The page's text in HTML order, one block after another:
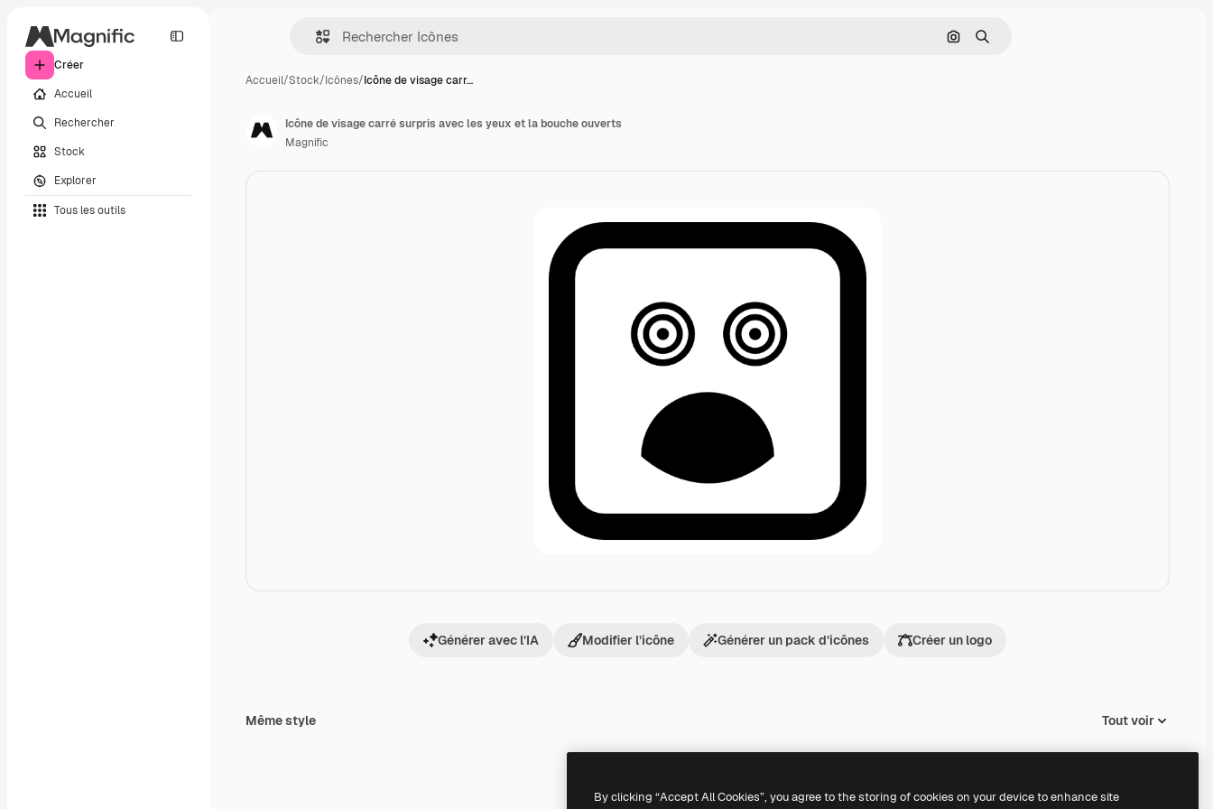
Créer
Accueil
Rechercher
Stock
Explorer
Tous les outils
Rechercher par image
Rechercher
Accueil/Stock/Icônes/Icône de visage carr…
Générer avec l’IA Modifier l’icône Générer un pack d’icônes Créer un logo
Icône de visage carré surpris avec les yeux et la bouche ouverts
Magnific
Même style Tout voir
By clicking “Accept All Cookies”, you agree to the storing of cookies on your device to enhance site